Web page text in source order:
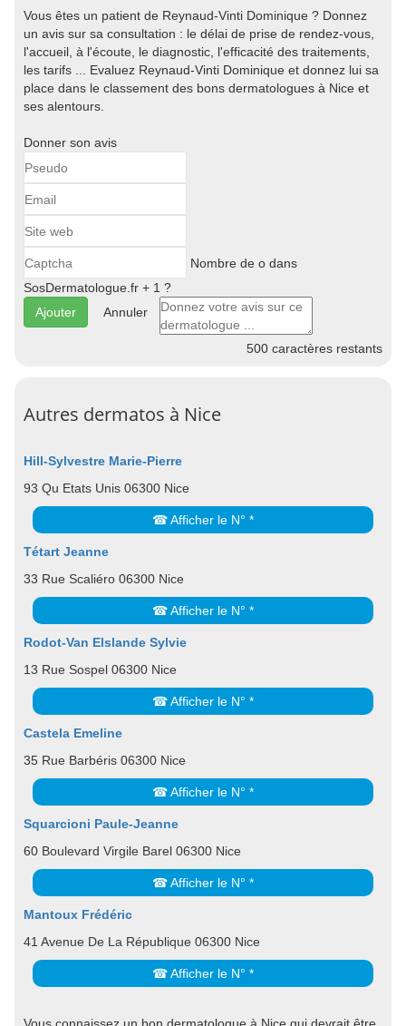
Vous êtes un patient de Reynaud-Vinti Dominique ? Donnez
un avis sur sa consultation : le délai de prise de rendez-vous,
l'accueil, à l'écoute, le diagnostic, l'efficacité des traitements,
les tarifs ... Evaluez Reynaud-Vinti Dominique et donnez lui sa
place dans le classement des bons dermatologues à Nice et
ses alentours.
Donner son avis
Nombre de o dans
SosDermatologue.fr + 1 ?
Annuler
500 caractères restants
Autres dermatos à Nice
Hill-Sylvestre Marie-Pierre
93 Qu Etats Unis 06300 Nice
☎ Afficher le N° *
Tétart Jeanne
33 Rue Scaliéro 06300 Nice
☎ Afficher le N° *
Rodot-Van Elslande Sylvie
13 Rue Sospel 06300 Nice
☎ Afficher le N° *
Castela Emeline
35 Rue Barbéris 06300 Nice
☎ Afficher le N° *
Squarcioni Paule-Jeanne
60 Boulevard Virgile Barel 06300 Nice
☎ Afficher le N° *
Mantoux Frédéric
41 Avenue De La République 06300 Nice
☎ Afficher le N° *